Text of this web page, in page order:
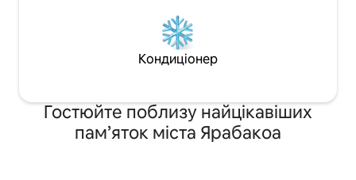
Кондиціонер
Гостюйте поблизу найцікавіших
пам’яток міста Ярабакоа